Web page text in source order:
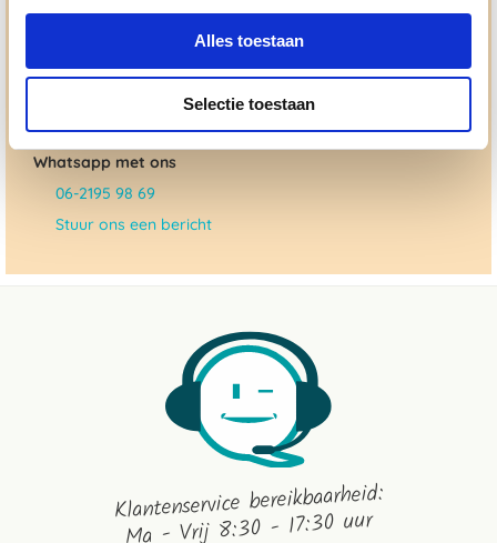
Alles toestaan
Selectie toestaan
Ma. t/m vrij 8:30 - 17:30 uur
advies@paardendrogist.nl
Whatsapp met ons
06-2195 98 69
Stuur ons een bericht
Klantenservice bereikbaarheid:
Ma - Vrij 8:30 - 17:30 uur